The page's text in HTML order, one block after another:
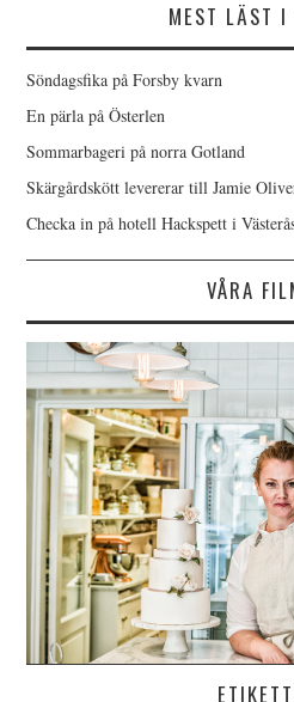
MEST LÄST I
Söndagsfika på Forsby kvarn
En pärla på Österlen
Sommarbageri på norra Gotland
Skärgårdskött levererar till Jamie
Checka in på hotell Hackspett i
VÅRA